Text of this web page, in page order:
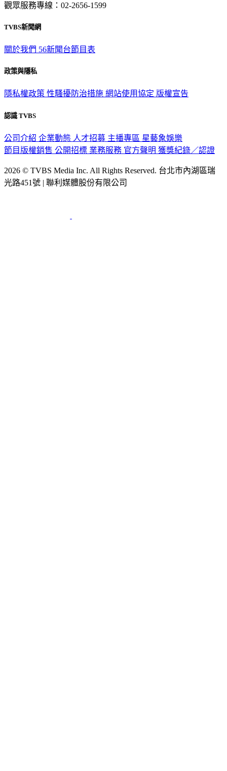
觀眾服務專線：02-2656-1599
TVBS新聞網
關於我們 56新聞台節目表
政策與隱私
隱私權政策 性騷擾防治措施 網站使用協定 版權宣告
認識 TVBS
公司介紹 企業動態 人才招募 主播專區 星藝象娛樂
節目版權銷售 公開招標 業務服務 官方聲明 獲獎紀錄／認證
2026 © TVBS Media Inc. All Rights Reserved. 台北市內湖區瑞
光路451號 | 聯利媒體股份有限公司